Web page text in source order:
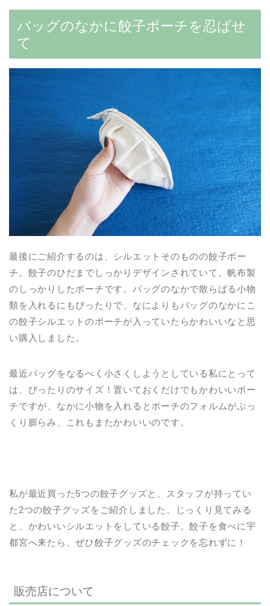
バッグのなかに餃子ポーチを忍ばせ
て
最後にご紹介するのは、シルエットそのものの餃子ポー
チ。餃子のひだまでしっかりデザインされていて、帆布製
のしっかりしたポーチです。バッグのなかで散らばる小物
類を入れるにもぴったりで、なによりもバッグのなかにこ
の餃子シルエットのポーチが入っていたらかわいいなと思
い購入しました。
最近バッグをなるべく小さくしようとしている私にとって
は、ぴったりのサイズ！置いておくだけでもかわいいポー
チですが、なかに小物を入れるとポーチのフォルムがぷっ
くり膨らみ、これもまたかわいいのです。
私が最近買った5つの餃子グッズと、スタッフが持ってい
た2つの餃子グッズをご紹介しました。じっくり見てみる
と、かわいいシルエットをしている餃子。餃子を食べに宇
都宮へ来たら、ぜひ餃子グッズのチェックを忘れずに！
販売店について